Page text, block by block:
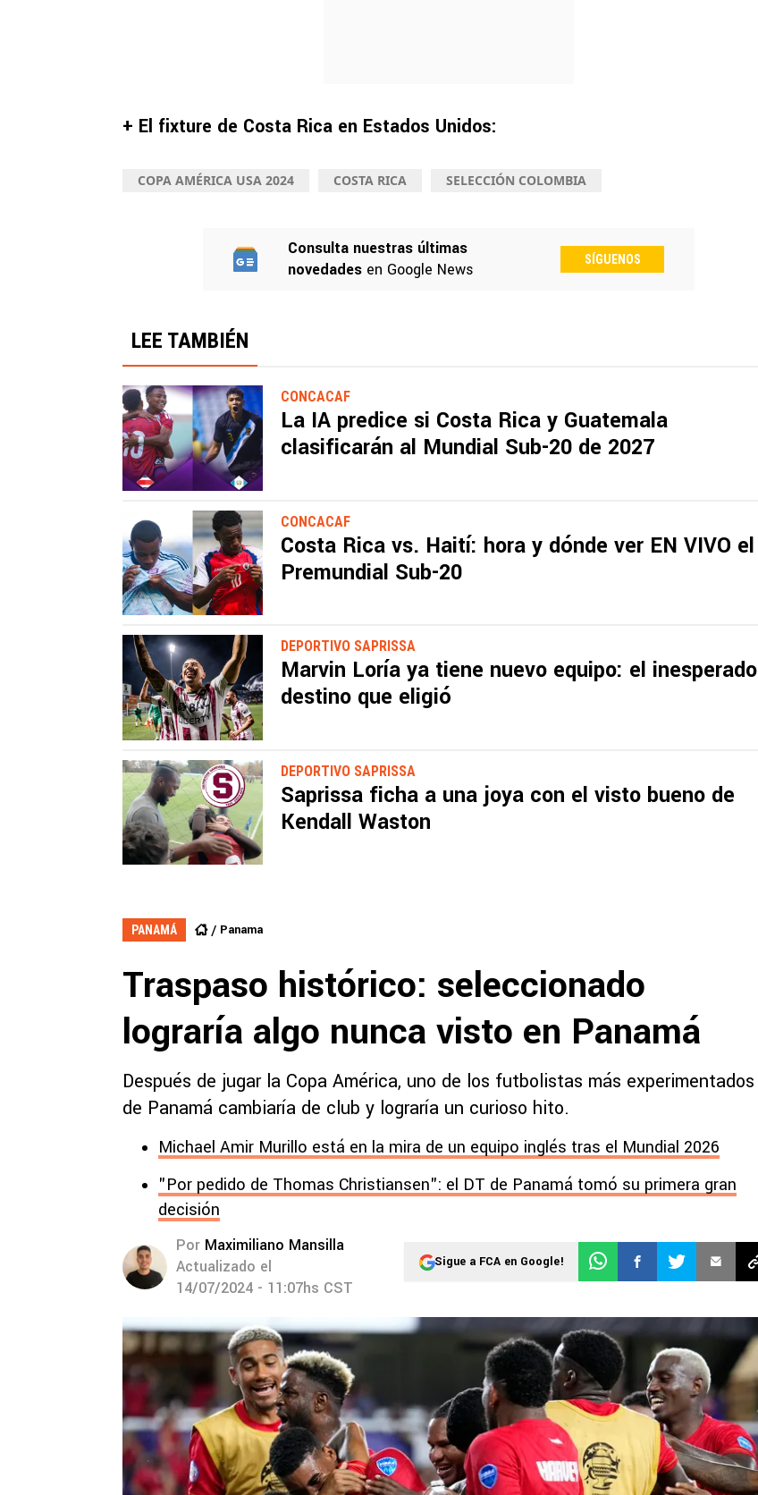
+ El fixture de Costa Rica en Estados Unidos:
COPA AMÉRICA USA 2024 COSTA RICA SELECCIÓN COLOMBIA
Consulta nuestras últimas
novedades en Google News
SÍGUENOS
LEE TAMBIÉN
CONCACAF
La IA predice si Costa Rica y Guatemala
clasificarán al Mundial Sub-20 de 2027
CONCACAF
Costa Rica vs. Haití: hora y dónde ver EN VIVO el
Premundial Sub-20
DEPORTIVO SAPRISSA
Marvin Loría ya tiene nuevo equipo: el inesperado
destino que eligió
DEPORTIVO SAPRISSA
Saprissa ficha a una joya con el visto bueno de
Kendall Waston
PANAMÁ Panama
Traspaso histórico: seleccionado
lograría algo nunca visto en Panamá
Después de jugar la Copa América, uno de los futbolistas más experimentados
de Panamá cambiaría de club y lograría un curioso hito.
Michael Amir Murillo está en la mira de un equipo inglés tras el Mundial 2026
"Por pedido de Thomas Christiansen": el DT de Panamá tomó su primera gran
decisión
Por Maximiliano Mansilla
Actualizado el
14/07/2024 - 11:07hs CST
Sigue a FCA en Google!